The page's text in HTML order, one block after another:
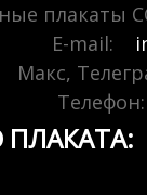
плакаты
E-mail:
Макс,
Телефон:
ПЛАКАТА: